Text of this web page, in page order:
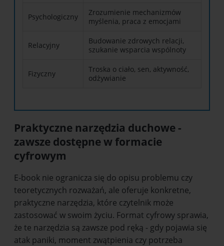
Psychologiczny
Zrozumienie mechanizmów
myślenia, praca z emocjami
Relacyjny
Budowanie zdrowych relacji,
szukanie wsparcia wspólnoty
Fizyczny
Troska o ciało, sen, aktywność,
odżywianie
Praktyczne narzędzia duchowe -
zawsze dostępne w formacie
cyfrowym
E-book nie ogranicza się do opisu problemu czy
teoretycznych rozważań, ale oferuje konkretne,
praktyczne narzędzia, które czytelnik może
zastosować w swoim życiu. Format cyfrowy sprawia,
że te narzędzia są zawsze pod ręką - gdy pojawia się
atak paniki, moment zwątpienia czy potrzeba